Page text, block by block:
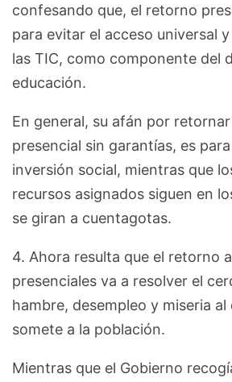
confesando que, el retorno
para evitar el acceso universal
las TIC, como componente del
educación.
En general, su afán por retornar
presencial sin garantías, es
inversión social, mientras que
recursos asignados siguen en
se giran a cuentagotas.
4. Ahora resulta que el retorno
presenciales va a resolver el
hambre, desempleo y miseria al
somete a la población.
Mientras que el Gobierno